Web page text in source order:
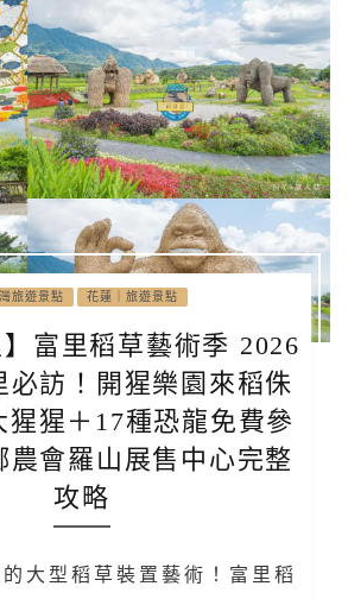
旅遊景點 花蓮｜旅遊景點
】富里稻草藝術季 2026
必訪！開猩樂園來稻侏
猩猩＋17種恐龍免費參
農會羅山展售中心完整
攻略
大型稻草裝置藝術！富里稻